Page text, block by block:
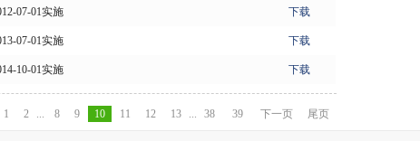
07-01实施 下载
07-01实施 下载
10-01实施 下载
1 2 ... 8 9 10 11 12 13 ... 38 39 下一页 尾页